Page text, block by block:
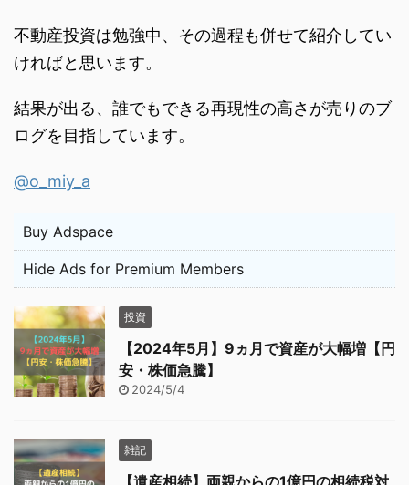
不動産投資は勉強中、その過程も併せて紹介してい
ければと思います。
結果が出る、誰でもできる再現性の高さが売りのブ
ログを目指しています。
@o_miy_a
Buy Adspace
Hide Ads for Premium Members
投資
【2024年5月】9ヵ月で資産が大幅増【円
安・株価急騰】
2024/5/4
雑記
【遺産相続】両親からの1億円の相続税対